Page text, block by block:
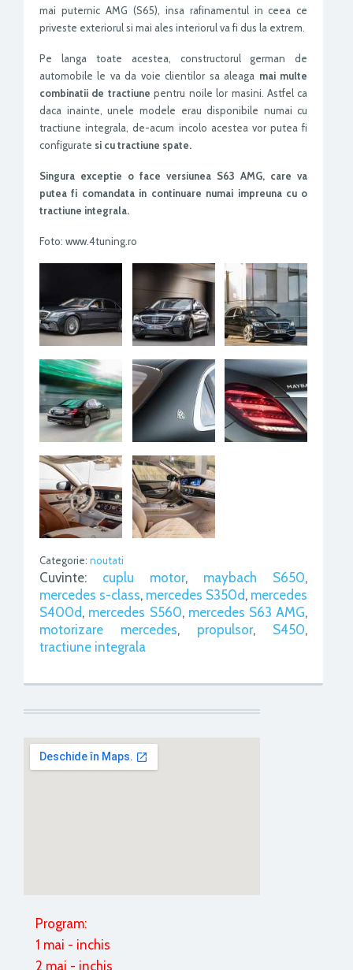
mai puternic AMG (S65), insa rafinamentul in ceea ce
priveste exteriorul si mai ales interiorul va fi dus la extrem.
Pe langa toate acestea, constructorul german de
automobile le va da voie clientilor sa aleaga mai multe
combinatii de tractiune pentru noile lor masini. Astfel ca
daca inainte, unele modele erau disponibile numai cu
tractiune integrala, de-acum incolo acestea vor putea fi
configurate si cu tractiune spate.
Singura exceptie o face versiunea S63 AMG, care va
putea fi comandata in continuare numai impreuna cu o
tractiune integrala.
Foto: www.4tuning.ro
Categorie: noutati
Cuvinte: cuplu motor, maybach S650,
mercedes s-class, mercedes S350d, mercedes
S400d, mercedes S560, mercedes S63 AMG,
motorizare mercedes, propulsor, S450,
tractiune integrala
Program:
1 mai - inchis
2 mai - inchis